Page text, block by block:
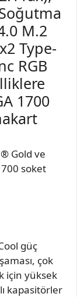
M.2
Type-
RGB
1700
Gold ve
soket
güç
çok
için yüksek
kapasitörler